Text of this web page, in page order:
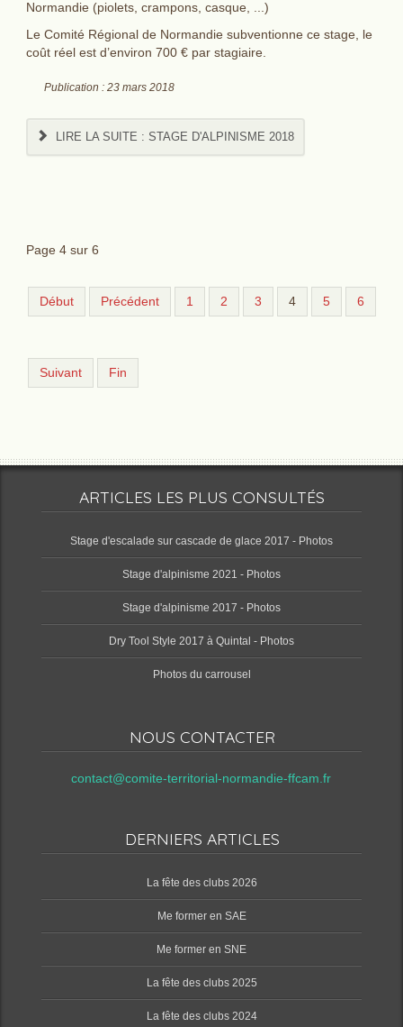
Normandie (piolets, crampons, casque, ...)
Le Comité Régional de Normandie subventionne ce stage, le
coût réel est d’environ 700 € par stagiaire.
Publication : 23 mars 2018
LIRE LA SUITE : STAGE D'ALPINISME 2018
Page 4 sur 6
Début Précédent 1 2 3 4 5 6
Suivant Fin
ARTICLES LES PLUS CONSULTÉS
Stage d'escalade sur cascade de glace 2017 - Photos
Stage d'alpinisme 2021 - Photos
Stage d'alpinisme 2017 - Photos
Dry Tool Style 2017 à Quintal - Photos
Photos du carrousel
NOUS CONTACTER
contact@comite-territorial-normandie-ffcam.fr
DERNIERS ARTICLES
‌La fête des clubs 2026
Me former en SAE
Me former en SNE
‌La fête des clubs 2025
‌La fête des clubs 2024